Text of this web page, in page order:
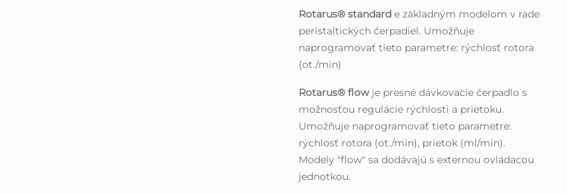
Rotarus® standard e základným modelom v rade
peristaltických čerpadiel. Umožňuje
naprogramovať tieto parametre: rýchlosť rotora
(ot./min)
Rotarus® flowje presné dávkovacie čerpadlo s
možnosťou regulácie rýchlosti a prietoku.
Umožňuje naprogramovať tieto parametre:
rýchlosť rotora (ot./min), prietok (ml/min).
Modely "flow" sa dodávajú s externou ovládacou
jednotkou.